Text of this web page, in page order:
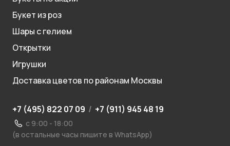
Букет из роз
Шары с гелием
Открытки
Игрушки
Доставка цветов по районам Москвы
+7 (495) 822 07 09 / +7 (911) 945 48 19
с 9:00 - 18:00
(в остальные часы пишите в WhatsApp)